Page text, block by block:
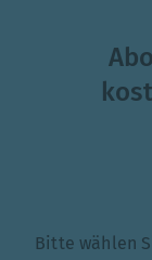
Bitte